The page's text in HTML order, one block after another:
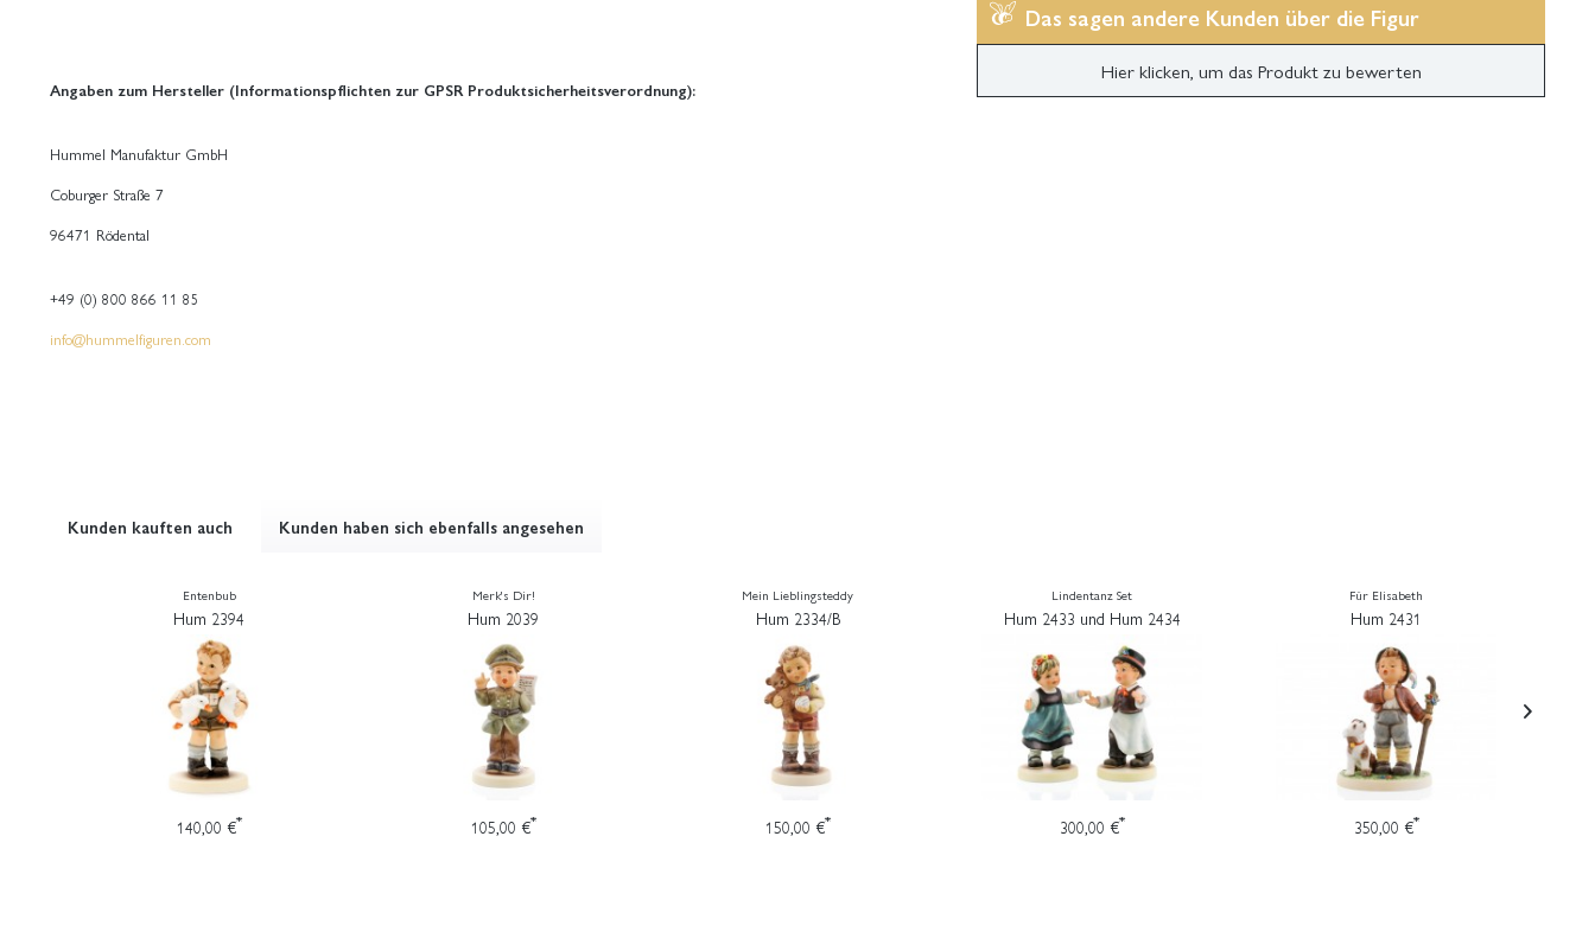
Angaben zum Hersteller (Informationspflichten zur GPSR Produktsicherheitsverordnung):
Hummel Manufaktur GmbH
Coburger Straße 7
96471 Rödental
+49 (0) 800 866 11 85
info@hummelfiguren.com
Das sagen andere Kunden über die Figur
Hier klicken, um das Produkt zu bewerten
Kunden kauften auch Kunden haben sich ebenfalls angesehen
Entenbub
Hum 2394
140,00 €*
Merk's Dir!
Hum 2039
105,00 €*
Mein Lieblingsteddy
Hum 2334/B
150,00 €*
Lindentanz Set
Hum 2433 und Hum 2434
300,00 €*
Für Elisabeth
Hum 2431
350,00 €*